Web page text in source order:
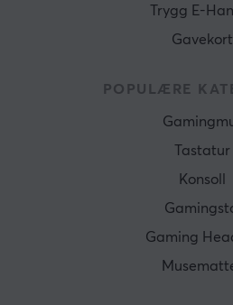
Trygg E-
Gavekort
POPULÆRE
Tastatur
Konsoll
Gaming